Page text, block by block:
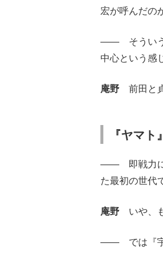
宏が呼んだの
―― そういう
中心という感
庵野 前田と
『ヤマ
―― 即戦力に
た最初の世代
庵野 いや、
―― では『宇